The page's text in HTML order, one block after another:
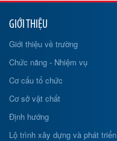
GIỚI THIỆU
Giới thiệu về trường
Chức năng - Nhiệm vụ
Cơ cấu tổ chức
Cơ sở vật chất
Định hướng
Lộ trình xây dựng và phát triển